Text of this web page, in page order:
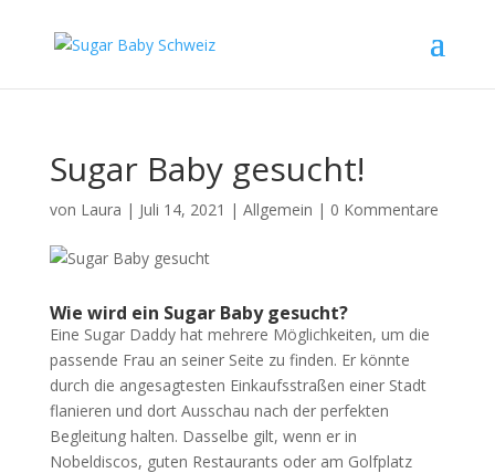
Sugar Baby gesucht!
von Laura | Juli 14, 2021 | Allgemein | 0 Kommentare
Wie wird ein Sugar Baby gesucht?
Eine Sugar Daddy hat mehrere Möglichkeiten, um die
passende Frau an seiner Seite zu finden. Er könnte
durch die angesagtesten Einkaufsstraßen einer Stadt
flanieren und dort Ausschau nach der perfekten
Begleitung halten. Dasselbe gilt, wenn er in
Nobeldiscos, guten Restaurants oder am Golfplatz